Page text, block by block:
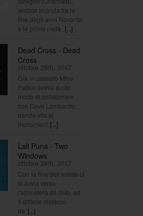
andata in onda tra la
fine degli anni Novanta
e la prima metà [...]
Dead Cross - Dead
Cross
ottobre 25th, 2017
Già in passato Mike
Patton aveva avuto
modo di collaborare
con Dave Lombardo,
dando vita ai
monument [...]
Lali Puna - Two
Windows
ottobre 24th, 2017
Con la fine dell’estate ci
si avvia verso
l'atmosfera da club, ed
il difficile distacco
da [...]